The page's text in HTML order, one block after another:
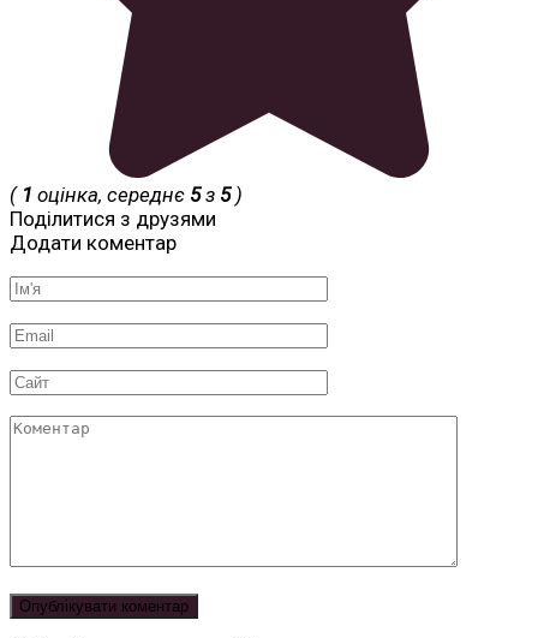
( 1 оцінка, середнє 5з 5)
Поділитися з друзями
Додати коментар
Ім'я
Email
Сайт
Коментар